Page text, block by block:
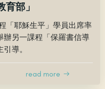
育部」
「耶穌生平」學員出席率
辦另一課程「保羅書信導
導。
read more